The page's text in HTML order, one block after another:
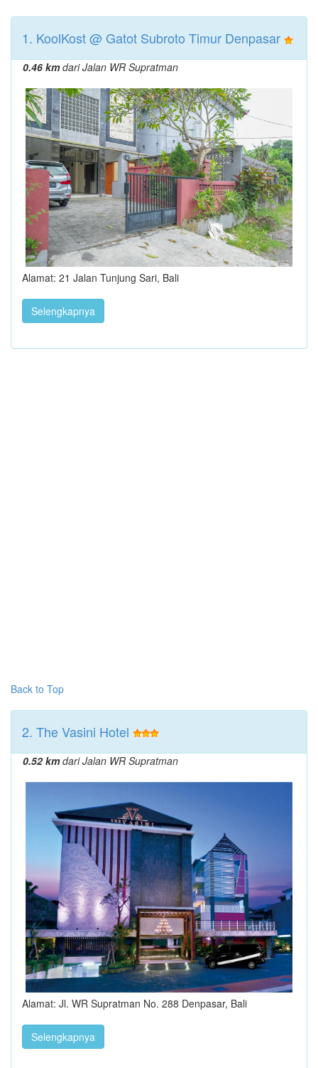
1. KoolKost @ Gatot Subroto Timur Denpasar
0.46 kmdari Jalan WR Supratman
Alamat: 21 Jalan Tunjung Sari, Bali
Selengkapnya
Back to Top
2. The Vasini Hotel
0.52 kmdari Jalan WR Supratman
Alamat: Jl. WR Supratman No. 288 Denpasar, Bali
Selengkapnya